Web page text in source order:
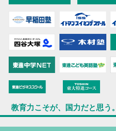
教育力こそが、国力だと思う。